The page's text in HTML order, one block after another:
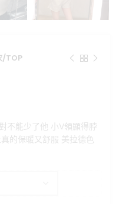
/TOP
不能少了他 小V領顯得脖
的保暖又舒服 美拉德色